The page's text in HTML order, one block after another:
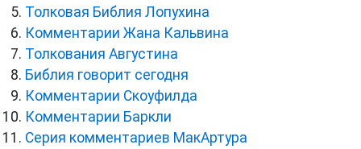
Толковая Библия Лопухина
Комментарии Жана Кальвина
Толкования Августина
Библия говорит сегодня
Комментарии Скоуфилда
Комментарии Баркли
Серия комментариев МакАртура